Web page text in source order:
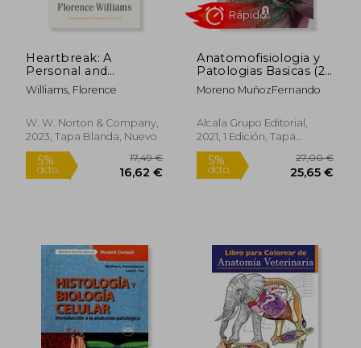
5%
dcto. 29,97 €
5%
dcto.
Rápido
Heartbreak: A
Personal and
Scientific Journey (en
Inglés)
Williams, Florence
W. W. Norton & Company,
2023, Tapa Blanda, Nuevo
Anatomofisiologia y
Patologias Basicas (2ª
Ed. )
Moreno MuñozFernando
Alcala Grupo Editorial,
2021, 1 Edición, Tapa
Blanda, Nuevo